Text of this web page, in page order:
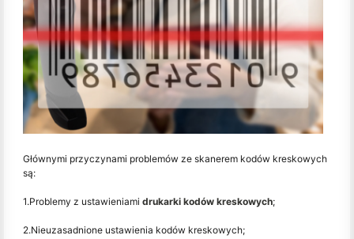
Głównymi przyczynami problemów ze skanerem kodów kreskowych
są:
1.Problemy z ustawieniami drukarki kodów kreskowych;
2.Nieuzasadnione ustawienia kodów kreskowych;